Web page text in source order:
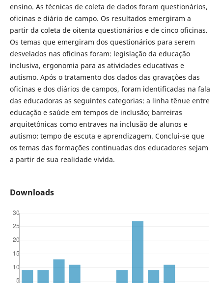
ensino. As técnicas de coleta de dados foram questionários,
oficinas e diário de campo. Os resultados emergiram a
partir da coleta de oitenta questionários e de cinco oficinas.
Os temas que emergiram dos questionários para serem
desvelados nas oficinas foram: legislação da educação
inclusiva, ergonomia para as atividades educativas e
autismo. Após o tratamento dos dados das gravações das
oficinas e dos diários de campos, foram identificadas na fala
das educadoras as seguintes categorias: a linha tênue entre
educação e saúde em tempos de inclusão; barreiras
arquitetônicas como entraves na inclusão de alunos e
autismo: tempo de escuta e aprendizagem. Conclui-se que
os temas das formações continuadas dos educadores sejam
a partir de sua realidade vivida.
Downloads